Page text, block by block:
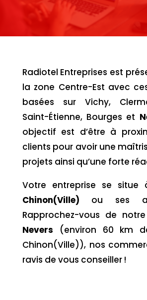
Radiotel Entreprises est
la zone Centre-Est avec
basées sur Vichy,
Saint-Étienne, Bourges et
objectif est d’être à
clients pour avoir une
projets ainsi qu’une forte
Votre entreprise se situe
Chinon(Ville)
ou ses
Rapprochez-vous de notre
Nevers (environ 60 km
Chinon(Ville)), nos
ravis de vous conseiller !